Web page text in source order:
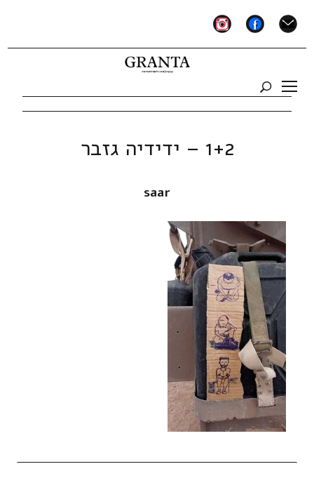
mail
facebook
instagram
1+2 – ידידיה גזבר
saar